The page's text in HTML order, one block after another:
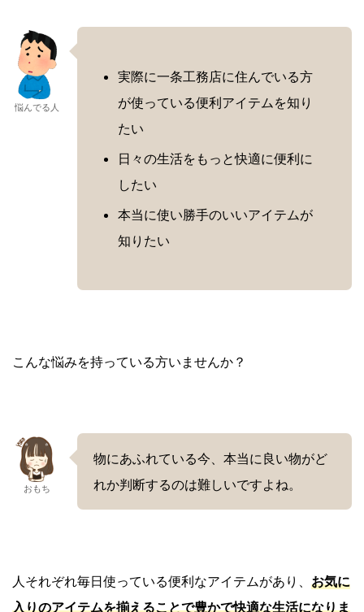
悩んでる人
実際に一条工務店に住んでいる方
が使っている便利アイテムを知り
たい
日々の生活をもっと快適に便利に
したい
本当に使い勝手のいいアイテムが
知りたい
こんな悩みを持っている方いませんか？
おもち
物にあふれている今、本当に良い物がど
れか判断するのは難しいですよね。
人それぞれ毎日使っている便利なアイテムがあり、 お気に
入りのアイテムを揃えることで豊かで快適な生活になりま